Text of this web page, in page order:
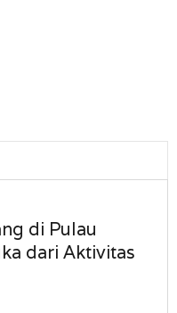
di Pulau
dari Aktivitas